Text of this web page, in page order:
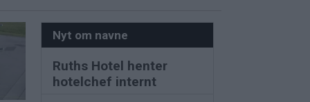
Nyt om navne
Ruths Hotel henter
hotelchef internt